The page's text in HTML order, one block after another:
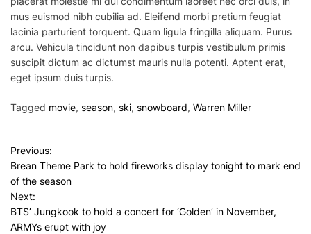
mus euismod nibh cubilia ad. Eleifend morbi pretium feugiat
lacinia parturient torquent. Quam ligula fringilla aliquam. Purus
arcu. Vehicula tincidunt non dapibus turpis vestibulum primis
suscipit dictum ac dictumst mauris nulla potenti. Aptent erat,
eget ipsum duis turpis.
Tagged movie, season, ski, snowboard, Warren Miller
P
o
s
t
Previous:
Brean Theme Park to hold fireworks display tonight to mark end
of the season
Next:
BTS’ Jungkook to hold a concert for ‘Golden’ in November,
ARMYs erupt with joy